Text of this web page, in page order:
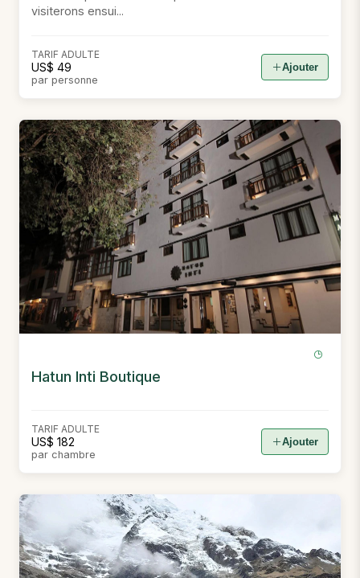
visiterons ensui...
TARIF ADULTE
US$ 49
par personne
Ajouter
Hatun Inti Boutique
TARIF ADULTE
US$ 182
par chambre
Ajouter